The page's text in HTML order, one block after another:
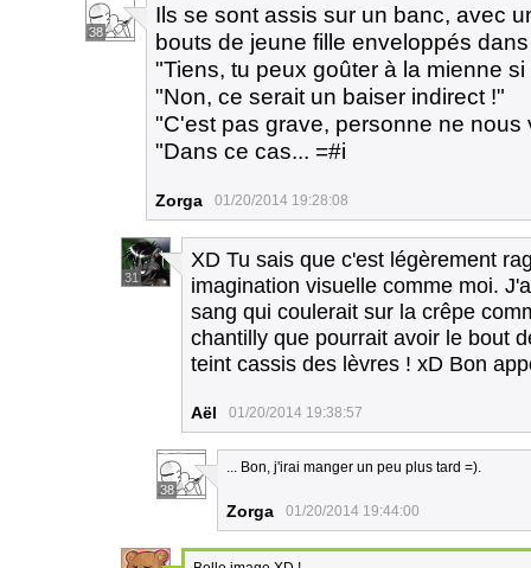
38
Ils se sont assis sur un banc, avec
bouts de jeune fille enveloppés
"Tiens, tu peux goûter à la mienne
"Non, ce serait un baiser indirect !"
"C'est pas grave, personne ne nous
"Dans ce cas... =#i
Zorga 01/20/2014 19:28:08
31
XD Tu sais que c'est légèrement
imagination visuelle comme moi.
sang qui coulerait sur la crêpe
chantilly que pourrait avoir le bout
teint cassis des lèvres ! xD Bon
Aël 01/20/2014 19:38:57
38
... Bon, j'irai manger un peu plus tard =).
Zorga 01/20/2014 19:44:00